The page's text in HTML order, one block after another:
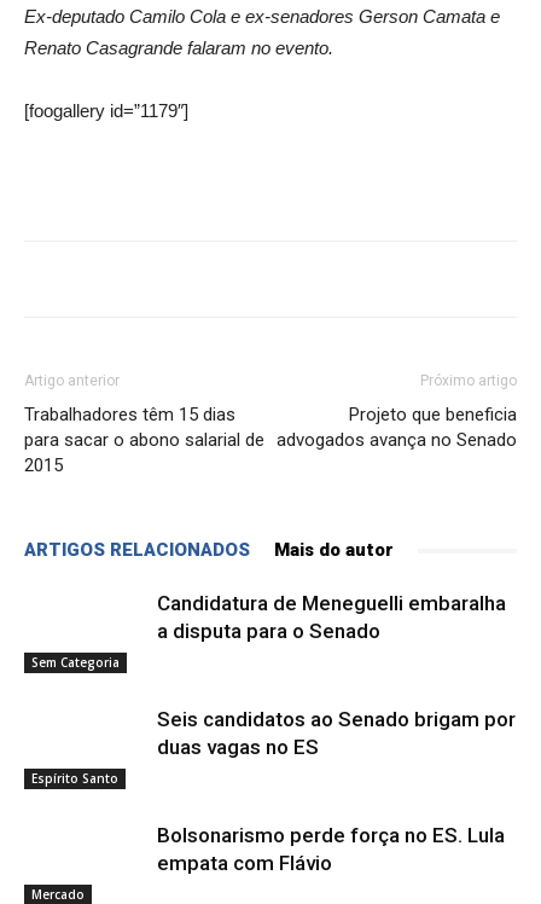
Ex-deputado Camilo Cola e ex-senadores Gerson Camata e
Renato Casagrande falaram no evento.
[foogallery id=”1179″]
Artigo anterior
Trabalhadores têm 15 dias
para sacar o abono salarial de
2015
Próximo artigo
Projeto que beneficia
advogados avança no Senado
ARTIGOS RELACIONADOS Mais do autor
Sem Categoria
Candidatura de Meneguelli embaralha
a disputa para o Senado
Espírito Santo
Seis candidatos ao Senado brigam por
duas vagas no ES
Mercado
Bolsonarismo perde força no ES. Lula
empata com Flávio